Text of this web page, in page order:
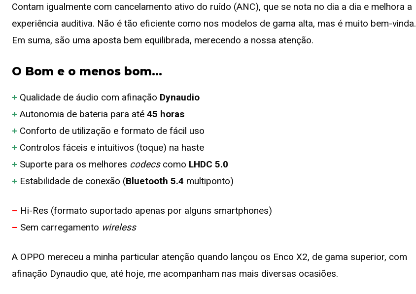
Contam igualmente com cancelamento ativo do ruído (ANC), que se nota no dia a dia e melhora a
experiência auditiva. Não é tão eficiente como nos modelos de gama alta, mas é muito bem-vinda.
Em suma, são uma aposta bem equilibrada, merecendo a nossa atenção.
O Bom e o menos bom…
+ Qualidade de áudio com afinação Dynaudio
+ Autonomia de bateria para até 45 horas
+ Conforto de utilização e formato de fácil uso
+ Controlos fáceis e intuitivos (toque) na haste
+ Suporte para os melhores codecs como LHDC 5.0
+ Estabilidade de conexão (Bluetooth 5.4 multiponto)
– Hi-Res (formato suportado apenas por alguns smartphones)
– Sem carregamento wireless
A OPPO mereceu a minha particular atenção quando lançou os Enco X2, de gama superior, com
afinação Dynaudio que, até hoje, me acompanham nas mais diversas ocasiões.